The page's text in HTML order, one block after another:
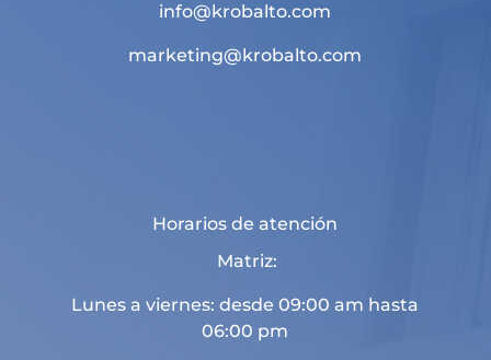
info@krobalto.com
marketing@krobalto.com
Horarios de atención
Matriz:
Lunes a viernes: desde 09:00 am hasta
06:00 pm